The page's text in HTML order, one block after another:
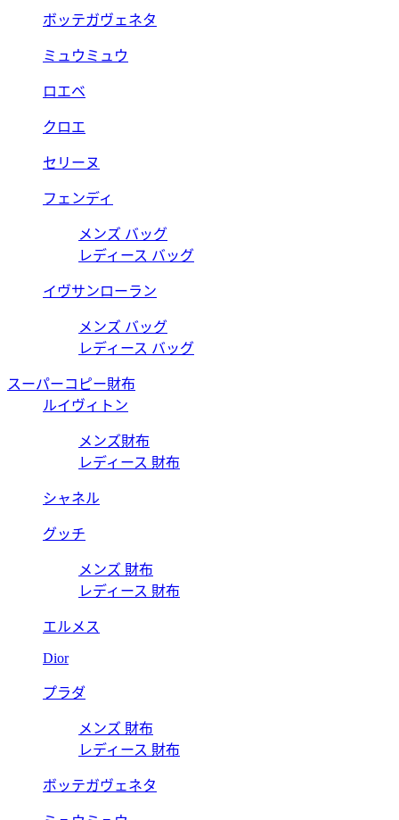
ボッテガヴェネタ
ミュウミュウ
ロエベ
クロエ
セリーヌ
フェンディ
メンズ バッグ
レディース バッグ
イヴサンローラン
メンズ バッグ
レディース バッグ
スーパーコピー財布
ルイヴィトン
メンズ財布
レディース 財布
シャネル
グッチ
メンズ 財布
レディース 財布
エルメス
Dior
プラダ
メンズ 財布
レディース 財布
ボッテガヴェネタ